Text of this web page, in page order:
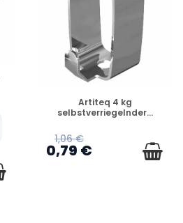
VERFÜGBAR
Artiteq 4 kg
selbstverriegelnder...
1,06 €
0,79 €